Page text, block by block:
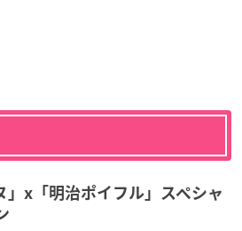
」x「明治ポイフル」スペシャ